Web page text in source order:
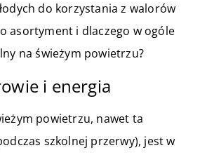
do korzystania z walorów
asortyment i dlaczego w ogóle
na świeżym powietrzu?
i energia
powietrzu, nawet ta
szkolnej przerwy), jest w